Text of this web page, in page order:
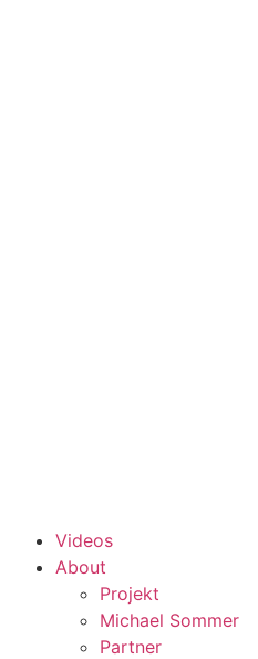
Videos
About
Projekt
Michael Sommer
Partner